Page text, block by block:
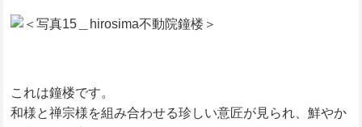
これは鐘楼です。
和様と禅宗様を組み合わせる珍しい意匠が見られ、鮮やか